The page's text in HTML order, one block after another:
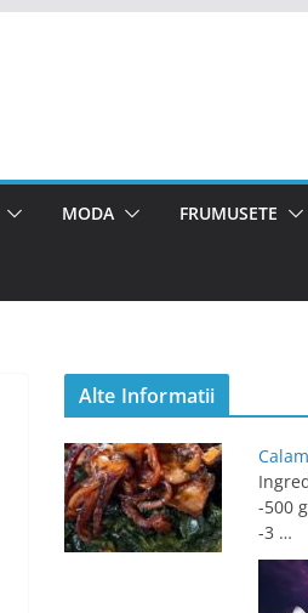
MODA FRUMUSETE
Alte Informatii
-500
-3 …